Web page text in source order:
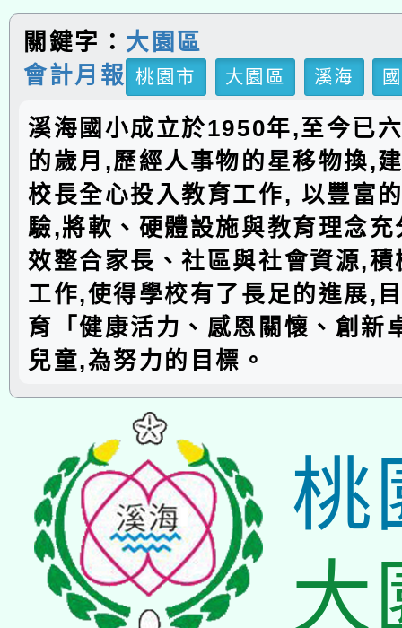
關鍵字： 大園區
會計月報
桃園市 大園區 溪海
溪海國小成立於1950年,至今已
的歲月,歷經人事物的星移物換,
校長全心投入教育工作, 以豐富
驗,將軟、硬體設施與教育理念
效整合家長、社區與社會資源,
工作,使得學校有了長足的進展,
育「健康活力、感恩關懷、創新
兒童,為努力的目標。
桃
大